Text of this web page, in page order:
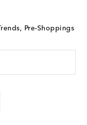
Pre-Shoppings